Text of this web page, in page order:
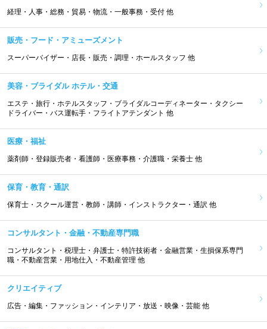
経理・人事・総務・貿易・物流・一般事務・受付 他
販売・フード・アミューズメント
スーパーバイザー・店長・販売・調理・ホールスタッフ 他
美容・ブライダル ホテル・交通
エステ・旅行・ホテルスタッフ・ブライダルコーディネーター・タクシー
ドライバー・バス運転手・フライトアテンダント 他
医療・福祉
薬剤師・登録販売者・看護師・医療事務・介護職・栄養士 他
保育・教育・通訳
保育士・スクール運営・教師・講師・インストラクター・通訳 他
コンサルタント・金融・不動産専門職
コンサルタント・税理士・弁護士・特許技術者・金融営業・生損保系専門
職・不動産営業・用地仕入・不動産管理 他
クリエイティブ
広告・編集・ファッション・インテリア・放送・映像・芸能 他